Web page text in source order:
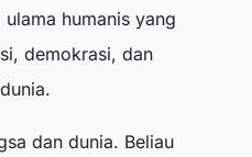
humanis yang
demokrasi, dan
dan dunia. Beliau